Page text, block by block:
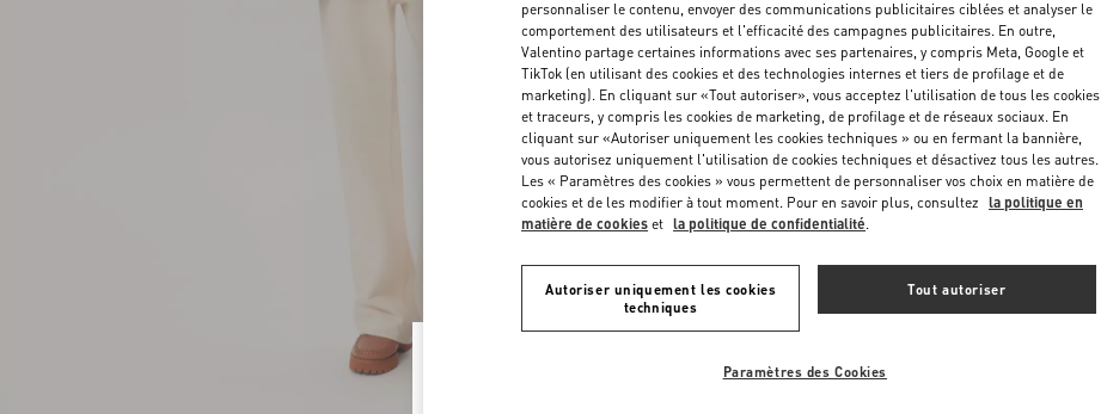
Welcome to Valentino Monaco
personnaliser le contenu, envoyer des communications publicitaires ciblées et analyser le
comportement des utilisateurs et l'efficacité des campagnes publicitaires. En outre,
Valentino partage certaines informations avec ses partenaires, y compris Meta, Google et
TikTok (en utilisant des cookies et des technologies internes et tiers de profilage et de
marketing). En cliquant sur «Tout autoriser», vous acceptez l'utilisation de tous les cookies
et traceurs, y compris les cookies de marketing, de profilage et de réseaux sociaux. En
cliquant sur «Autoriser uniquement les cookies techniques » ou en fermant la bannière,
vous autorisez uniquement l'utilisation de cookies techniques et désactivez tous les autres.
Les « Paramètres des cookies » vous permettent de personnaliser vos choix en matière de
cookies et de les modifier à tout moment. Pour en savoir plus, consultez la politique en
matière de cookies et la politique de confidentialité.
Autoriser uniquement les cookies
techniques
Tout autoriser
Paramètres des Cookies